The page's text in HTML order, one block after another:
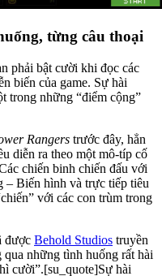
từng câu thoại
phải bật cười khi đọc các
biến của game. Sự hài
trong những “điểm cộng”
Rangers trước đây, hẳn
diễn ra theo một mô-típ cố
chiến binh chiến đấu với
– Biến hình và trực tiếp tiêu
với các con trùm trong
được Behold Studios truyền
những tình huống rất hài
cười”.[su_quote]Sự hài